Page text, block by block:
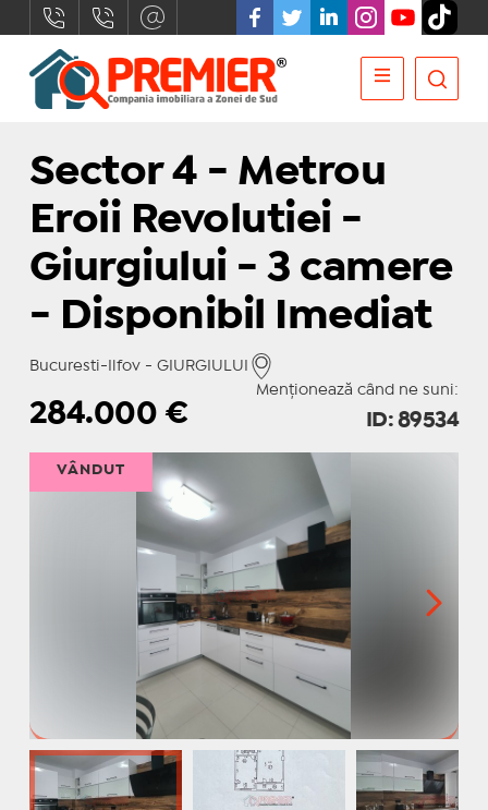
Sector 4 - Metrou
Eroii Revolutiei -
Giurgiului - 3 camere
- Disponibil Imediat
Bucuresti-Ilfov - GIURGIULUI
Menționează când ne suni:
284.000 € ID: 89534
VÂNDUT